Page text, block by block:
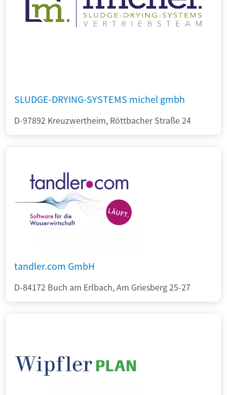
SLUDGE-DRYING-SYSTEMS michel gmbh
D-97892 Kreuzwertheim, Röttbacher Straße 24
tandler.com GmbH
D-84172 Buch am Erlbach, Am Griesberg 25-27